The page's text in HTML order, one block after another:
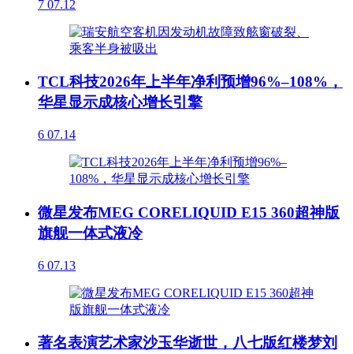
7 07.12
TCL科技2026年上半年净利预增96%–108%，
华星显示成核心增长引擎
6 07.14
微星发布MEG CORELIQUID E15 360超神版
旗舰一体式液冷
6 07.13
著名表演艺术家沙玉华逝世，八七版红楼梦刘